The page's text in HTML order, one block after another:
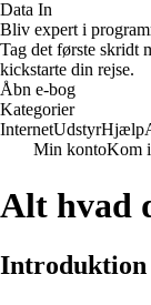
Data In
Bliv expert i
Tag det første skridt
kickstarte din rejse.
Åbn e-bog
Kategorier
InternetUdstyrHjælp
Min kontoKom
Alt hvad
Introduktion